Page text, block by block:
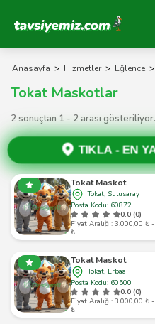
Tavsiyemiz Anasayfa
Anasayfa > Hizmetler > Eğlence >
Tokat Maskotlar
2 sonuçtan 1 - 2 arası gösteriliyor.
TIKLA - EN
Tokat Maskot
Tokat, Sulusaray
Posta Kodu: 60872
0.0 (0)
Fiyat Aralığı: 3.000,00 ₺
₺
Tokat Maskot
Tokat, Erbaa
Posta Kodu: 60500
0.0 (0)
Fiyat Aralığı: 3.000,00 ₺
₺